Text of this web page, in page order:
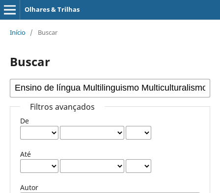
Olhares & Trilhas
Início / Buscar
Buscar
Filtros avançados
De
Até
Autor